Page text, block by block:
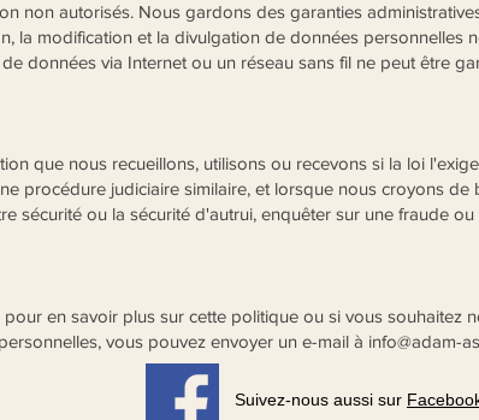
non autorisés. Nous gardons des garanties
la modification et la divulgation de données personnelles
données via Internet ou un réseau sans fil ne peut être
que nous recueillons, utilisons ou recevons si la loi
procédure judiciaire similaire, et lorsque nous croyons
sécurité ou la sécurité d'autrui, enquêter sur une fraude
en savoir plus sur cette politique ou si vous souhaitez
vous pouvez envoyer un e-mail à info@adam-
Suivez-nous aussi sur